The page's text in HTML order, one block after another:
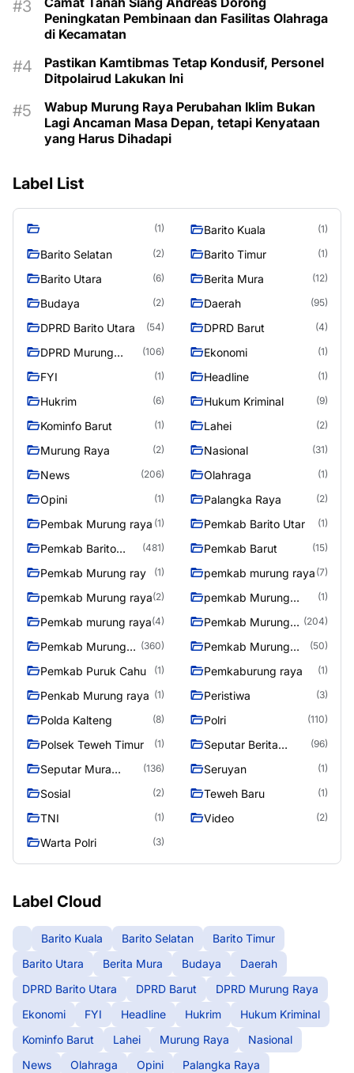
Peningkatan Pembinaan dan Fasilitas Olahraga
di Kecamatan
Pastikan Kamtibmas Tetap Kondusif, Personel
Ditpolairud Lakukan Ini
Wabup Murung Raya Perubahan Iklim Bukan
Lagi Ancaman Masa Depan, tetapi Kenyataan
yang Harus Dihadapi
Label List
(1) Barito Kuala (1)
Barito Selatan (2) Barito Timur (1)
Barito Utara (6) Berita Mura (12)
Budaya (2) Daerah (95)
DPRD Barito Utara (54) DPRD Barut (4)
DPRD Murung
(106) Ekonomi (1)
FYI (1) Headline (1)
Hukrim (6) Hukum Kriminal (9)
Kominfo Barut (1) Lahei (2)
Murung Raya (2) Nasional (31)
News (206) Olahraga (1)
Opini (1) Palangka Raya (2)
Pembak Murung raya (1) Pemkab Barito Utar (1)
Pemkab Barito
(481) Pemkab Barut (15)
Pemkab Murung ray (1) pemkab murung raya (7)
pemkab Murung raya(2)
pemkab Murung
(1)
Pemkab murung raya(4)
Pemkab Murung
(204)
Pemkab Murung
(360)
Pemkab Murung
(50)
Pemkab Puruk Cahu (1) Pemkaburung raya (1)
Penkab Murung raya (1) Peristiwa (3)
Polda Kalteng (8) Polri (110)
Polsek Teweh Timur (1)
Seputar Berita
(96)
Seputar Mura
(136) Seruyan (1)
Sosial (2) Teweh Baru (1)
TNI (1) Video (2)
Warta Polri (3)
Label Cloud
Barito Kuala Barito Selatan
Barito Timur
Barito Utara
Berita Mura Budaya
Daerah
DPRD Barito Utara
DPRD Barut
DPRD Murung Raya
Ekonomi
FYI Headline Hukrim
Hukum Kriminal
Kominfo Barut
Lahei Murung Raya
Nasional
News
Olahraga Opini
Palangka Raya